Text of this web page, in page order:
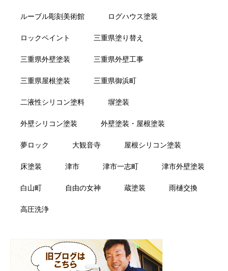
ルーブル彫刻美術館 ログハウス塗装
ロックペイント 三重県塗り替え
三重県外壁塗装 三重県外壁工事
三重県屋根塗装 三重県御浜町
二液性シリコン塗料 塀塗装
外壁シリコン塗装 外壁塗装・屋根塗装
夢ロック 大観音寺 屋根シリコン塗装
床塗装 津市 津市一志町 津市外壁塗装
白山町 自由の女神 蔵塗装 雨樋交換
高圧洗浄